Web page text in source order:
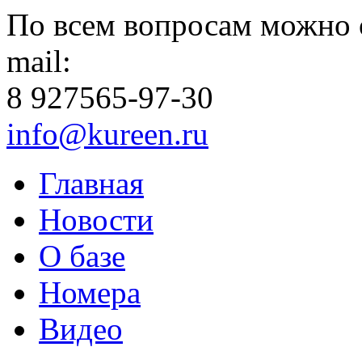
По всем вопросам можно
mail:
8 927565-97-30
info@kureen.ru
Главная
Новости
О базе
Номера
Видео